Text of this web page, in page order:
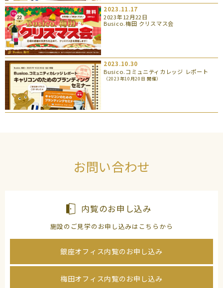
2023.11.17
2023年12月22日
Busico.梅田 クリスマス会
2023.10.30
Busico.コミュニティカレッジ レポート
（2023年10月20日 開催）
お問い合わせ
内覧のお申し込み
施設のご見学のお申し込みはこちらから
銀座オフィス内覧のお申し込み
梅田オフィス内覧のお申し込み